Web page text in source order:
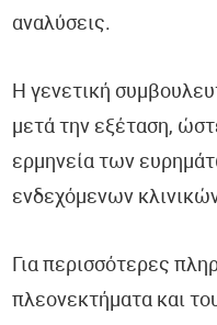
αναλύσεις.
Η γενετική
μετά την εξέταση,
ερμηνεία των
ενδεχόμενων
Για περισσότερες
πλεονεκτήματα και